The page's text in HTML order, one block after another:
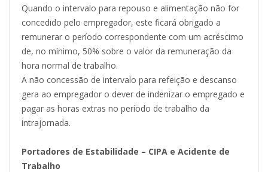
Quando o intervalo para repouso e alimentação não for
concedido pelo empregador, este ficará obrigado a
remunerar o período correspondente com um acréscimo
de, no mínimo, 50% sobre o valor da remuneração da
hora normal de trabalho.
A não concessão de intervalo para refeição e descanso
gera ao empregador o dever de indenizar o empregado e
pagar as horas extras no período de trabalho da
intrajornada.
Portadores de Estabilidade – CIPA e Acidente de
Trabalho